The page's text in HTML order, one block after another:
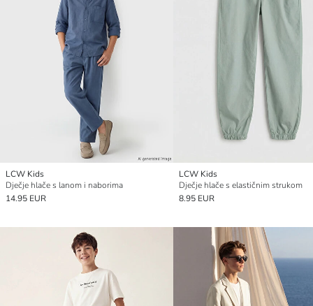
LCW Kids
Dječje hlače s lanom i naborima
14.95 EUR
LCW Kids
Dječje hlače s elastičnim strukom
8.95 EUR